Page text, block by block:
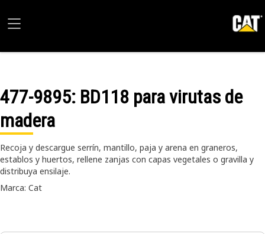
477-9895: BD118 para virutas de
madera
Recoja y descargue serrín, mantillo, paja y arena en graneros,
establos y huertos, rellene zanjas con capas vegetales o gravilla y
distribuya ensilaje.
Marca: Cat